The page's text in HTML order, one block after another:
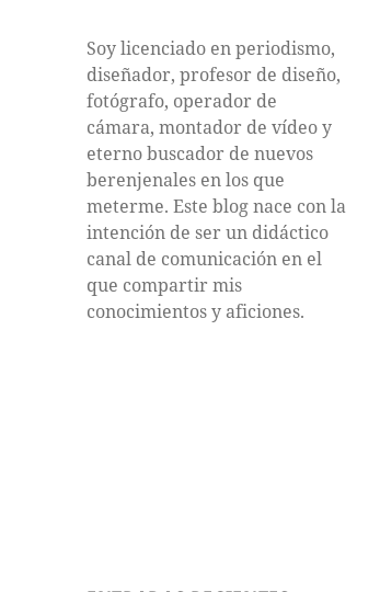
Soy licenciado en periodismo,
diseñador, profesor de diseño,
fotógrafo, operador de
cámara, montador de vídeo y
eterno buscador de nuevos
berenjenales en los que
meterme. Este blog nace con la
intención de ser un didáctico
canal de comunicación en el
que compartir mis
conocimientos y aficiones.